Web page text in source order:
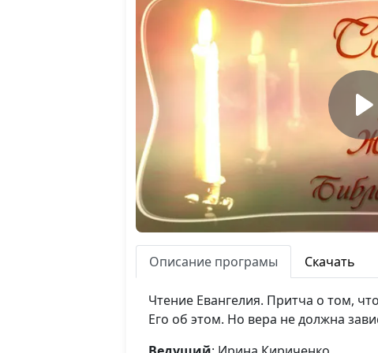
Описание програмы Скачать
Чтение Евангелия. Притча о том,
Его об этом. Но вера не должна